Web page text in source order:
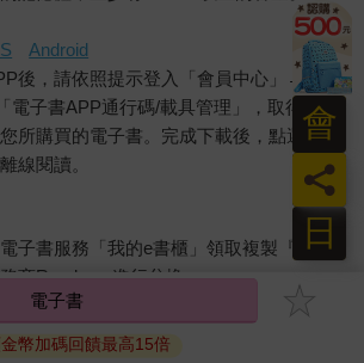
Android
後，請依照提示登入「會員中心」→「我
子書APP通行碼/載具管理」，取得通行
所購買的電子書。完成下載後，點選任一
線閱讀。
子書服務「我的e書櫃」領取複製『兌換
商Readmoo進行兌換。
金石堂所購買的電子書僅能以金石堂專屬
電子書
幣加碼回饋最高15倍
日
員
會